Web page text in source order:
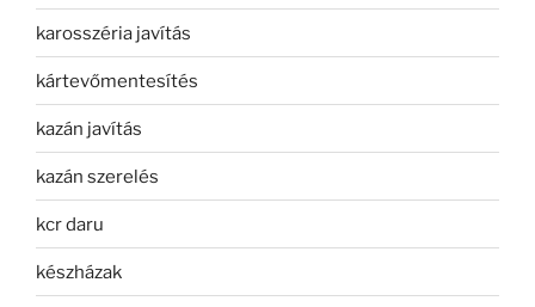
karosszéria javítás
kártevőmentesítés
kazán javítás
kazán szerelés
kcr daru
készházak